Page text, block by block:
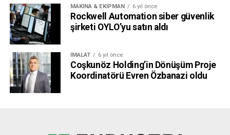
MAKINA & EKIPMAN 6 yıl önce
Rockwell Automation siber güvenlik
şirketi OYLO’yu satın aldı
İMALAT 6 yıl önce
Coşkunöz Holding’in Dönüşüm Proje
Koordinatörü Evren Özbanazi oldu